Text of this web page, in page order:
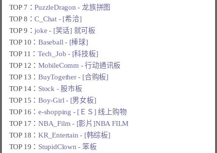
TOP 7：PuzzleDragon - 龙族拼图
TOP 8：C_Chat - [希洽]
TOP 9：joke - [笑话] 就可板
TOP 10：Baseball - [棒球]
TOP 11：Tech_Job - [科技板]
TOP 12：MobileComm - 行动通讯板
TOP 13：BuyTogether - [合购板]
TOP 14： Stock - 股市板
TOP 15：Boy-Girl - [男女板]
TOP 16：e-shopping - [ＥＳ] 线上购物
TOP 17：NBA_Film - [影片]NBA FILM
TOP 18：KR_Entertain - [韩综板]
TOP 19： StupidClown - 笨板